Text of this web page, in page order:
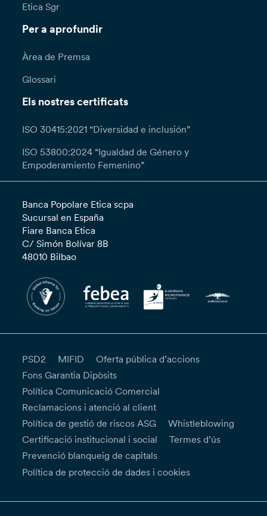
Etica Sgr
Per a aprofundir
Àrea de Premsa
Glossari
Els nostres certificats
ISO 30415:2021 “Diversidad e inclusión”
ISO 53800:2024 “Igualdad de Género y
Empoderamiento Femenino”
Banca Popolare Etica scpa
Sucursal en España
Fiare Banca Etica
C/ Simón Bolívar 8B
48010 Bilbao
PSD2 MIFID
Oferta pública d’accions
Fons Garantia Dipòsits
Política Comunicació Comercial
Reclamacions i atenció al client
Política de gestió de riscos ASG
Whistleblowing
Certificació institucional i social
Termes d’ús
Prevenció blanqueig de capitals
Política de protecció de dades i cookies